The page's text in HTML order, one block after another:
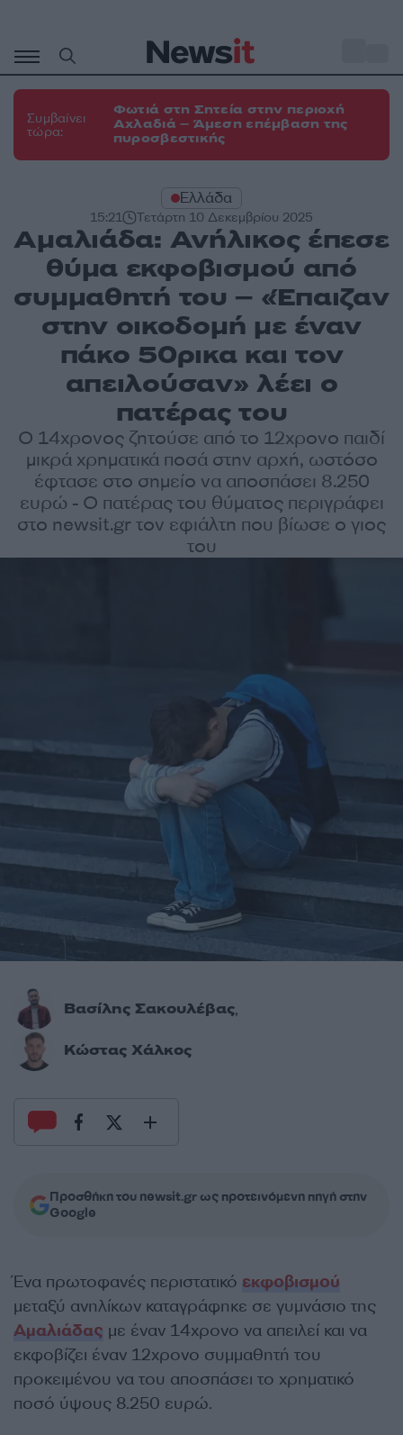
περιεχόμενο
Συμβαίνει
τώρα:
Φωτιά στη Σητεία στην περιοχή
Αχλαδιά – Άμεση επέμβαση της
πυροσβεστικής
Ελλάδα
15:21 Τετάρτη 10 Δεκεμβρίου 2025
Αμαλιάδα: Ανήλικος έπεσε
θύμα εκφοβισμού από
συμμαθητή του – «Έπαιζαν
στην οικοδομή με έναν
πάκο 50ρικα και τον
απειλούσαν» λέει ο
πατέρας του
Ο 14χρονος ζητούσε από το 12χρονο παιδί
μικρά χρηματικά ποσά στην αρχή, ωστόσο
έφτασε στο σημείο να αποσπάσει 8.250
ευρώ - Ο πατέρας του θύματος περιγράφει
στο newsit.gr τον εφιάλτη που βίωσε ο γιος
του
Βασίλης Σακουλέβας,
Κώστας Χάλκος
Προσθήκη του newsit.gr ως προτεινόμενη πηγή στην
Google
Ένα πρωτοφανές περιστατικό εκφοβισμού
μεταξύ ανηλίκων καταγράφηκε σε γυμνάσιο της
Αμαλιάδας με έναν 14χρονο να απειλεί και να
εκφοβίζει έναν 12χρονο συμμαθητή του
προκειμένου να του αποσπάσει το χρηματικό
ποσό ύψους 8.250 ευρώ.